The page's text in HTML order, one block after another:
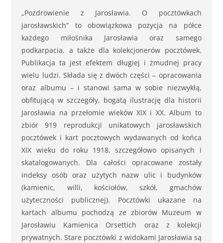
„Pozdrowienie z Jarosławia. O pocztówkach
jarosławskich” to obowiązkowa pozycja na półce
każdego miłośnika Jarosławia oraz samego
podkarpacia, a także dla kolekcjonerów pocztówek.
Publikacja ta jest efektem długiej i żmudnej pracy
wielu ludzi. Składa się z dwóch części – opracowania
oraz albumu – i stanowi sama w sobie niezwykłą,
obfitującą w szczegóły, bogatą ilustrację dla historii
Jarosławia na przełomie wieków XIX i XX. Album to
zbiór 919 reprodukcji unikatowych jarosławskich
pocztówek i kart pocztowych wydawanych od końca
XIX wieku do roku 1918, szczegółowo opisanych i
skatalogowanych. Dla całości opracowane zostały
indeksy osób oraz użytych nazw ulic i budynków
(kamienic, willi, kościołów, szkół, gmachów
użyteczności publicznej). Pocztówki ukazane na
kartach albumu pochodzą ze zbiorów Muzeum w
Jarosławiu Kamienica Orsettich oraz z kolekcji
prywatnych. Stare pocztówki z widokami Jarosławia są